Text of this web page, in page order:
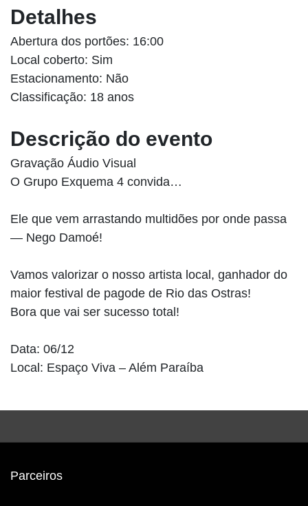
Detalhes
Abertura dos portões: 16:00
Local coberto: Sim
Estacionamento: Não
Classificação: 18 anos
Descrição do evento
Gravação Áudio Visual
O Grupo Exquema 4 convida…
Ele que vem arrastando multidões por onde passa
— Nego Damoé!
Vamos valorizar o nosso artista local, ganhador do
maior festival de pagode de Rio das Ostras!
Bora que vai ser sucesso total!
Data: 06/12
Local: Espaço Viva – Além Paraíba
Parceiros